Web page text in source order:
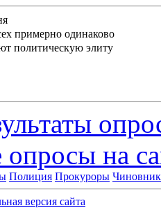
примерно одинаково
политическую элиту
опросы на
Полиция Прокуроры
версия сайта